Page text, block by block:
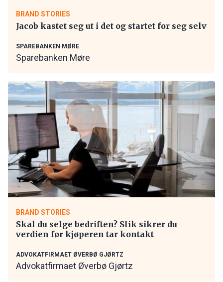
BRAND STORIES
Jacob kastet seg ut i det og startet for seg selv
SPAREBANKEN MØRE
Sparebanken Møre
BRAND STORIES
Skal du selge bedriften? Slik sikrer du
verdien før kjøperen tar kontakt
ADVOKATFIRMAET ØVERBØ GJØRTZ
Advokatfirmaet Øverbø Gjørtz